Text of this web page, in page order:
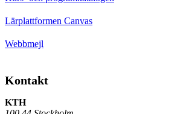
Lärplattformen Canvas
Webbmejl
Kontakt
KTH